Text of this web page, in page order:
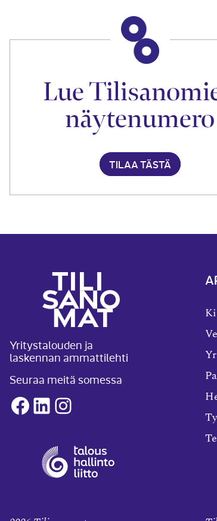
Lue
näytenumero
TILAA TÄSTÄ
Yritystalouden ja
laskennan ammattilehti
Seuraa meitä somessa
Facebook
LinkedInInstagram